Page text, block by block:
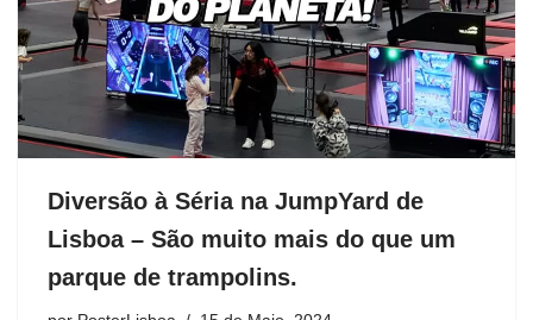
Diversão à Séria na JumpYard de
Lisboa – São muito mais do que um
parque de trampolins.